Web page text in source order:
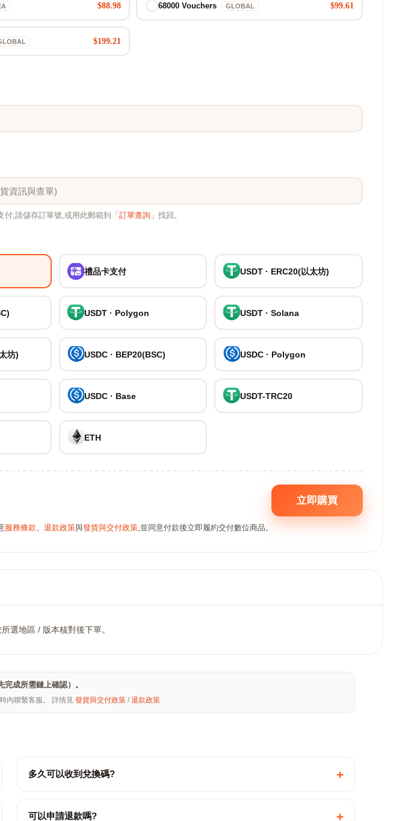
$88.98 68000 Vouchers GLOBAL $99.61
$199.21
付;請儲存訂單號,或用此郵箱到「 訂單查詢 」找回。
禮品卡支付 USDT · ERC20(以太坊)
USDT · Polygon USDT · Solana
坊) USDC · BEP20(BSC) USDC · Polygon
USDC · Base USDT-TRC20
ETH
立即購買
服務條款、 退款政策與發貨與交付政策,並同意付款後立即履約交付數位商品。
選地區 / 版本核對後下單。
成所需鏈上確認）。
內聯繫客服。 詳情見 發貨與交付政策 /退款政策
多久可以收到兌換碼? +
可以申請退款嗎? +